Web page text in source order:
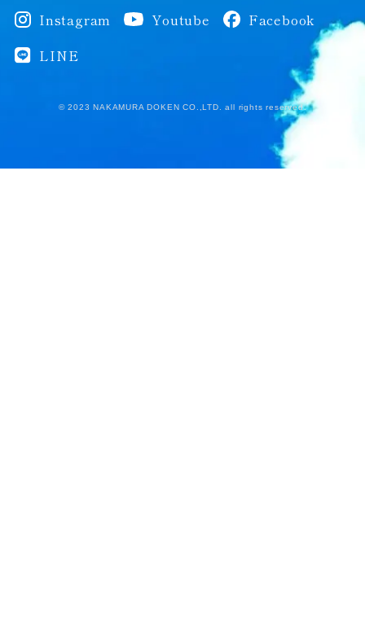
Instagram
Youtube
Facebook
LINE
© 2023 NAKAMURA DOKEN CO.,LTD. all rights reserved.